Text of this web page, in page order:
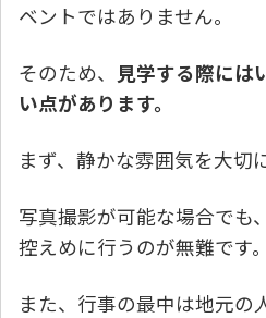
ベントではありません。
そのため、
見学する際には
い点があります。
まず、静かな雰囲気を大切
写真撮影が可能な場合でも
控えめに行うのが無難です。
また、行事の最中は地元の